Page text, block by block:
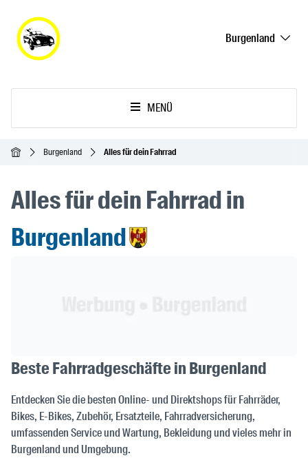
Burgenland
MENÜ
StartseiteBurgenland Alles für dein Fahrrad
Alles für dein Fahrrad in
Burgenland
Beste Fahrradgeschäfte in Burgenland
Entdecken Sie die besten Online- und Direktshops für Fahrräder,
Bikes, E-Bikes, Zubehör, Ersatzteile, Fahrradversicherung,
umfassenden Service und Wartung, Bekleidung und vieles mehr in
Burgenland und Umgebung.